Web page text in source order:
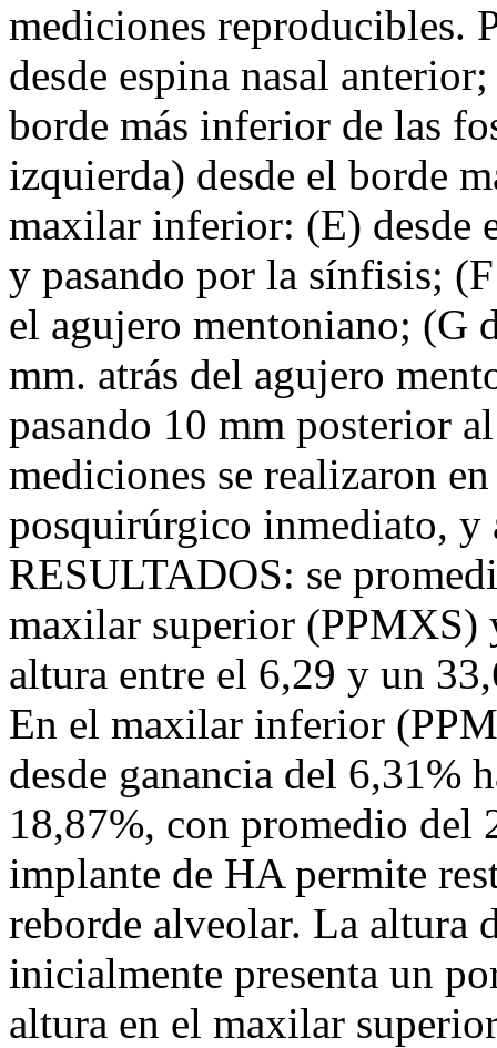
mediciones reproducibles.
desde espina nasal
borde más inferior de las
izquierda) desde el borde
maxilar inferior: (E) desde
y pasando por la sínfisis;
el agujero mentoniano; (G
mm. atrás del agujero
pasando 10 mm posterior
mediciones se realizaron
posquirúrgico inmediato, y
RESULTADOS: se
maxilar superior (PPMXS)
altura entre el 6,29 y un
En el maxilar inferior
desde ganancia del 6,31%
18,87%, con promedio
implante de HA permite
reborde alveolar. La altura
inicialmente presenta un
altura en el maxilar